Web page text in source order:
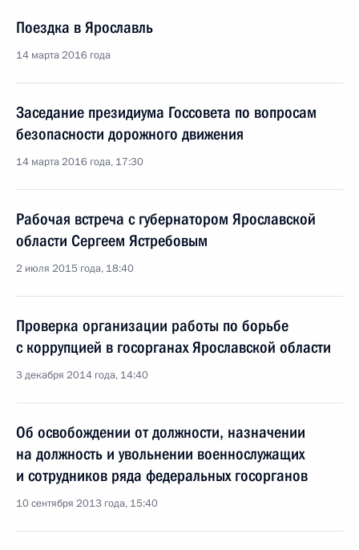
Поездка в Ярославль
14 марта 2016 года
Заседание президиума Госсовета по вопросам
безопасности дорожного движения
14 марта 2016 года, 17:30
Рабочая встреча с губернатором Ярославской
области Сергеем Ястребовым
2 июля 2015 года, 18:40
Проверка организации работы по борьбе
с коррупцией в госорганах Ярославской области
3 декабря 2014 года, 14:40
Об освобождении от должности, назначении
на должность и увольнении военнослужащих
и сотрудников ряда федеральных госорганов
10 сентября 2013 года, 15:40